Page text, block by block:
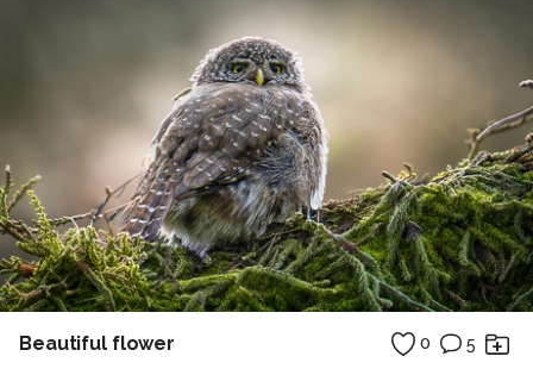
Beautiful flower 0 5